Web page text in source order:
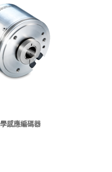
感應編碼器